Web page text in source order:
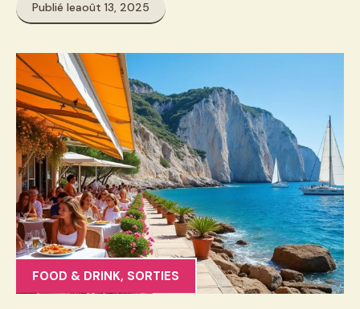
Publié leaoût 13, 2025
FOOD & DRINK, SORTIES